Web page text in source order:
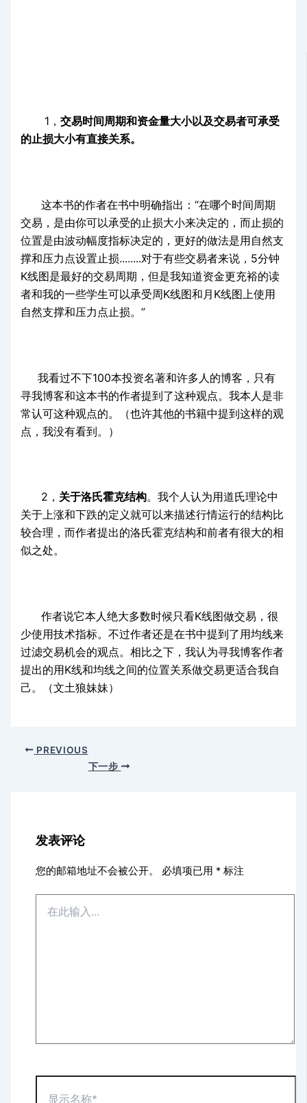
1，交易时间周期和资金量大小以及交易者可承受
的止损大小有直接关系。
这本书的作者在书中明确指出：“在哪个时间周期
交易，是由你可以承受的止损大小来决定的，而止损的
位置是由波动幅度指标决定的，更好的做法是用自然支
撑和压力点设置止损........对于有些交易者来说，5分钟
K线图是最好的交易周期，但是我知道资金更充裕的读
者和我的一些学生可以承受周K线图和月K线图上使用
自然支撑和压力点止损。”
我看过不下100本投资名著和许多人的博客，只有
寻我博客和这本书的作者提到了这种观点。我本人是非
常认可这种观点的。（也许其他的书籍中提到这样的观
点，我没有看到。）
2， 关于洛氏霍克结构。我个人认为用道氏理论中
关于上涨和下跌的定义就可以来描述行情运行的结构比
较合理，而作者提出的洛氏霍克结构和前者有很大的相
似之处。
作者说它本人绝大多数时候只看K线图做交易，很
少使用技术指标。不过作者还是在书中提到了用均线来
过滤交易机会的观点。相比之下，我认为寻我博客作者
提出的用K线和均线之间的位置关系做交易更适合我自
己。（文土狼妹妹）
PREVIOUS
下一步
发表评论
您的邮箱地址不会被公开。 必填项已用 * 标注